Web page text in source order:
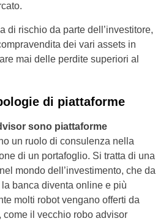
di rischio da parte dell’investitore,
dei vari assets in
mai delle perdite superiori al
di piattaforme
sono piattaforme
un ruolo di consulenza nella
di un portafoglio. Si tratta di una
mondo dell’investimento, che da
banca diventa online e più
molti robot vengano offerti da
, come il vecchio robo advisor